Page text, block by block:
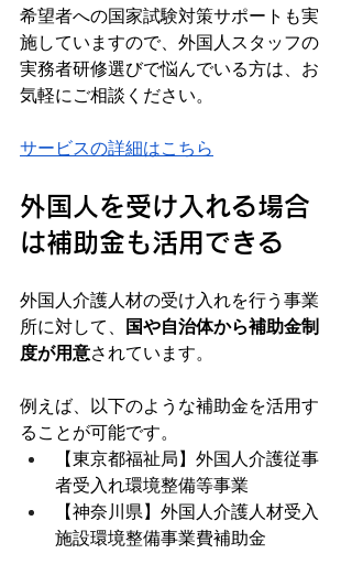
希望者への国家試験対策サポートも実
施していますので、外国人スタッフの
実務者研修選びで悩んでいる方は、お
気軽にご相談ください。
サービスの詳細はこちら
外国人を受け入れる場合
は補助金も活用できる
外国人介護人材の受け入れを行う事業
所に対して、
国や自治体から補助金制
度が用意されています。
例えば、以下のような補助金を活用す
ることが可能です。
【東京都福祉局】外国人介護従事
者受入れ環境整備等事業
【神奈川県】外国人介護人材受入
施設環境整備事業費補助金